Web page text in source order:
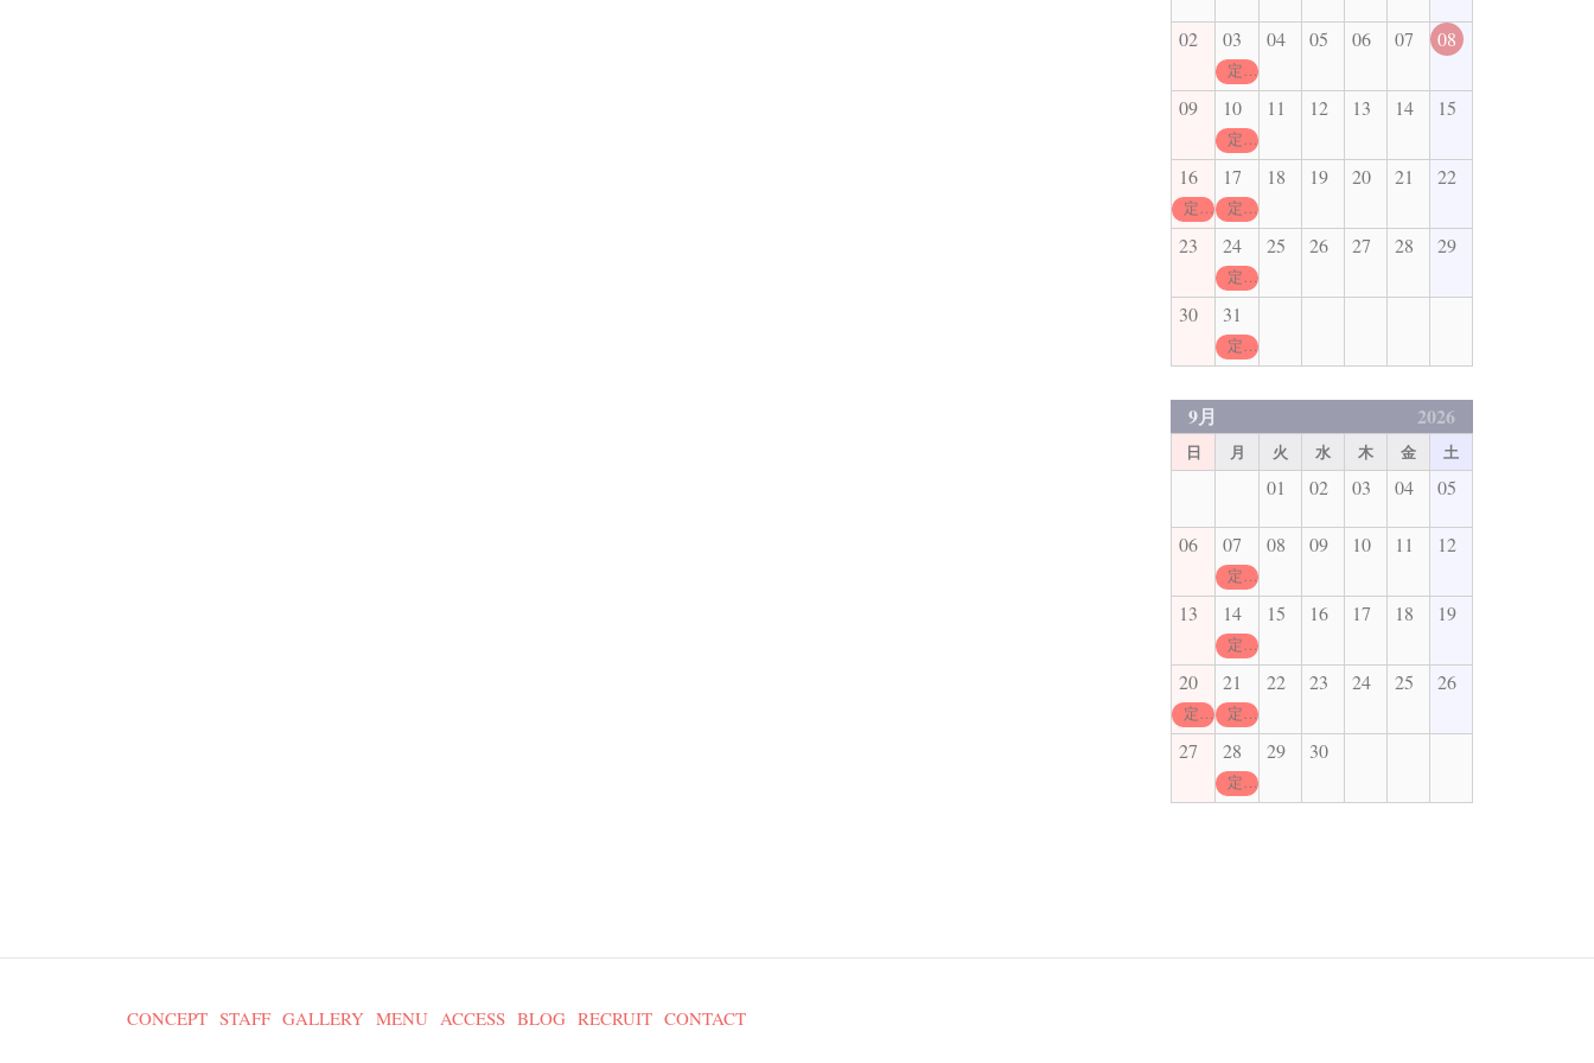
02 03
定休日
04 05 06 07 08
09 10
定休日
11 12 13 14 15
16
定休日
17
定休日
18 19 20 21 22
23 24
定休日
25 26 27 28 29
30 31
定休日
9月 2026
日 月 火 水 木 金 土
01 02 03 04 05
06 07
定休日
08 09 10 11 12
13 14
定休日
15 16 17 18 19
20
定休日
21
定休日
22 23 24 25 26
27 28
定休日
29 30
CONCEPT STAFF GALLERY MENU ACCESS BLOG RECRUIT CONTACT